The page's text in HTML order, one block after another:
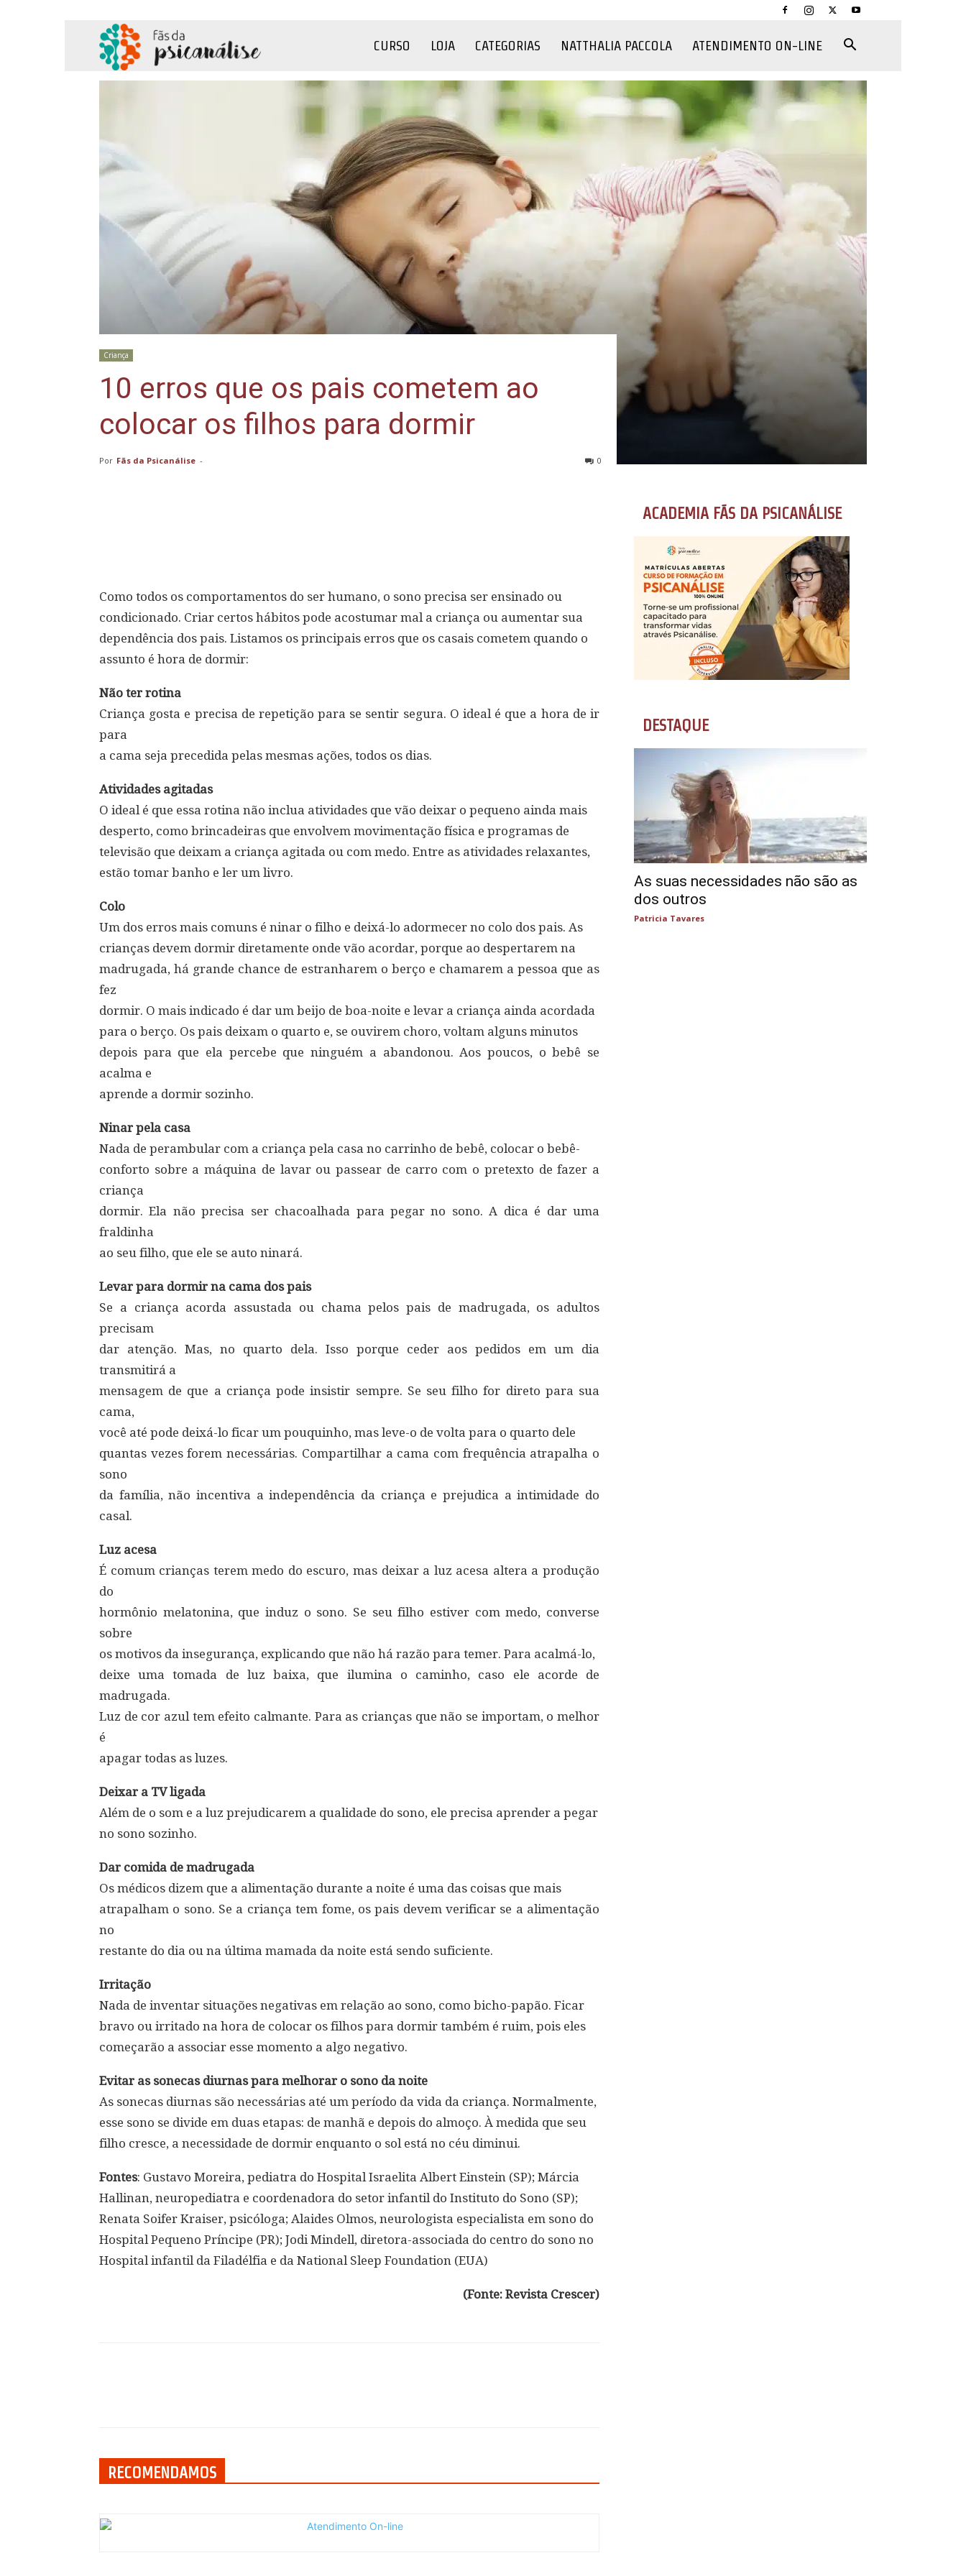
CURSO LOJA CATEGORIAS NATTHALIA PACCOLA ATENDIMENTO ON-LINE
Criança
10 erros que os pais cometem ao
colocar os filhos para dormir
Por Fãs da Psicanálise - 0
Como todos os comportamentos do ser humano, o sono precisa ser ensinado ou
condicionado. Criar certos hábitos pode acostumar mal a criança ou aumentar sua
dependência dos pais. Listamos os principais erros que os casais cometem quando o
assunto é hora de dormir:
Não ter rotina
Criança gosta e precisa de repetição para se sentir segura. O ideal é que a hora de ir
para
a cama seja precedida pelas mesmas ações, todos os dias.
Atividades agitadas
O ideal é que essa rotina não inclua atividades que vão deixar o pequeno ainda mais
desperto, como brincadeiras que envolvem movimentação física e programas de
televisão que deixam a criança agitada ou com medo. Entre as atividades relaxantes,
estão tomar banho e ler um livro.
Colo
Um dos erros mais comuns é ninar o filho e deixá-lo adormecer no colo dos pais. As
crianças devem dormir diretamente onde vão acordar, porque ao despertarem na
madrugada, há grande chance de estranharem o berço e chamarem a pessoa que as
fez
dormir. O mais indicado é dar um beijo de boa-noite e levar a criança ainda acordada
para o berço. Os pais deixam o quarto e, se ouvirem choro, voltam alguns minutos
depois para que ela percebe que ninguém a abandonou. Aos poucos, o bebê se
acalma e
aprende a dormir sozinho.
Ninar pela casa
Nada de perambular com a criança pela casa no carrinho de bebê, colocar o bebê-
conforto sobre a máquina de lavar ou passear de carro com o pretexto de fazer a
criança
dormir. Ela não precisa ser chacoalhada para pegar no sono. A dica é dar uma
fraldinha
ao seu filho, que ele se auto ninará.
Levar para dormir na cama dos pais
Se a criança acorda assustada ou chama pelos pais de madrugada, os adultos
precisam
dar atenção. Mas, no quarto dela. Isso porque ceder aos pedidos em um dia
transmitirá a
mensagem de que a criança pode insistir sempre. Se seu filho for direto para sua
cama,
você até pode deixá-lo ficar um pouquinho, mas leve-o de volta para o quarto dele
quantas vezes forem necessárias. Compartilhar a cama com frequência atrapalha o
sono
da família, não incentiva a independência da criança e prejudica a intimidade do
casal.
Luz acesa
É comum crianças terem medo do escuro, mas deixar a luz acesa altera a produção
do
hormônio melatonina, que induz o sono. Se seu filho estiver com medo, converse
sobre
os motivos da insegurança, explicando que não há razão para temer. Para acalmá-lo,
deixe uma tomada de luz baixa, que ilumina o caminho, caso ele acorde de
madrugada.
Luz de cor azul tem efeito calmante. Para as crianças que não se importam, o melhor
é
apagar todas as luzes.
Deixar a TV ligada
Além de o som e a luz prejudicarem a qualidade do sono, ele precisa aprender a pegar
no sono sozinho.
Dar comida de madrugada
Os médicos dizem que a alimentação durante a noite é uma das coisas que mais
atrapalham o sono. Se a criança tem fome, os pais devem verificar se a alimentação
no
restante do dia ou na última mamada da noite está sendo suficiente.
Irritação
Nada de inventar situações negativas em relação ao sono, como bicho-papão. Ficar
bravo ou irritado na hora de colocar os filhos para dormir também é ruim, pois eles
começarão a associar esse momento a algo negativo.
Evitar as sonecas diurnas para melhorar o sono da noite
As sonecas diurnas são necessárias até um período da vida da criança. Normalmente,
esse sono se divide em duas etapas: de manhã e depois do almoço. À medida que seu
filho cresce, a necessidade de dormir enquanto o sol está no céu diminui.
Fontes: Gustavo Moreira, pediatra do Hospital Israelita Albert Einstein (SP); Márcia
Hallinan, neuropediatra e coordenadora do setor infantil do Instituto do Sono (SP);
Renata Soifer Kraiser, psicóloga; Alaides Olmos, neurologista especialista em sono do
Hospital Pequeno Príncipe (PR); Jodi Mindell, diretora-associada do centro do sono no
Hospital infantil da Filadélfia e da National Sleep Foundation (EUA)
(Fonte: Revista Crescer)
RECOMENDAMOS
ACADEMIA FÃS DA PSICANÁLISE
DESTAQUE
As suas necessidades não são as
dos outros
Patricia Tavares